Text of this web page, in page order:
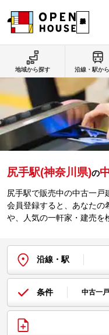
尻手駅(神奈川県)の
尻手駅で販売中の中古一戸
会員登録すると、あなたの
や、人気の一軒家・建売を
沿線・駅
条件 中古一
地域から探す 沿線・駅か